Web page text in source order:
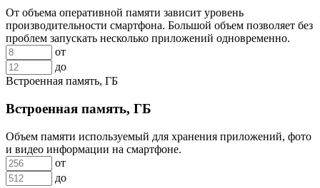
От объема оперативной памяти зависит уровень
производительности смартфона. Большой объем позволяет без
проблем запускать несколько приложений одновременно.
от
до
Встроенная память, ГБ
Встроенная память, ГБ
Объем памяти используемый для хранения приложений, фото
и видео информации на смартфоне.
от
до